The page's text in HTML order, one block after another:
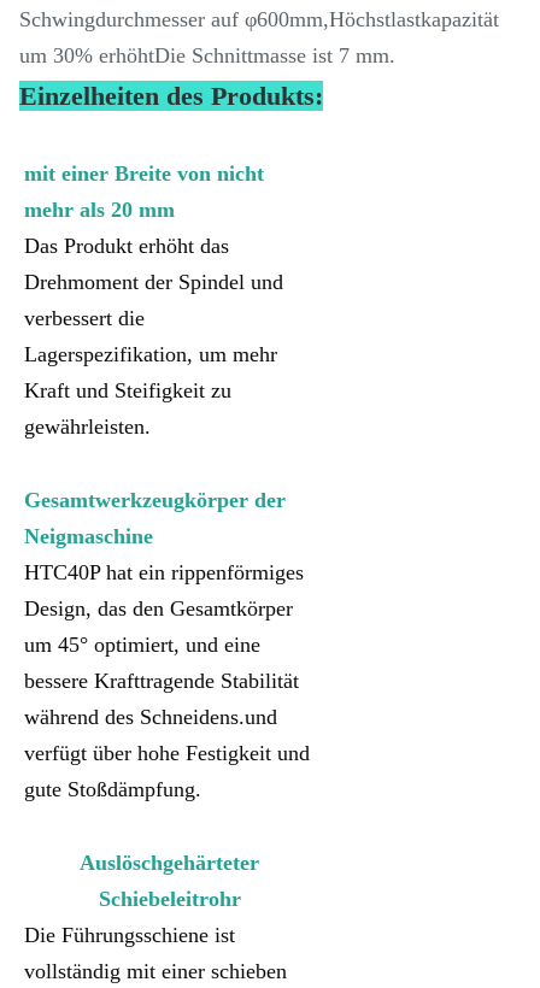
Schwingdurchmesser auf φ600mm,Höchstlastkapazität
um 30% erhöhtDie Schnittmasse ist 7 mm.
Einzelheiten des Produkts:
mit einer Breite von nicht
mehr als 20 mm
Das Produkt erhöht das
Drehmoment der Spindel und
verbessert die
Lagerspezifikation, um mehr
Kraft und Steifigkeit zu
gewährleisten.
Gesamtwerkzeugkörper der
Neigmaschine
HTC40P hat ein rippenförmiges
Design, das den Gesamtkörper
um 45° optimiert, und eine
bessere Krafttragende Stabilität
während des Schneidens.und
verfügt über hohe Festigkeit und
gute Stoßdämpfung.
Auslöschgehärteter
Schiebeleitrohr
Die Führungsschiene ist
vollständig mit einer schieben